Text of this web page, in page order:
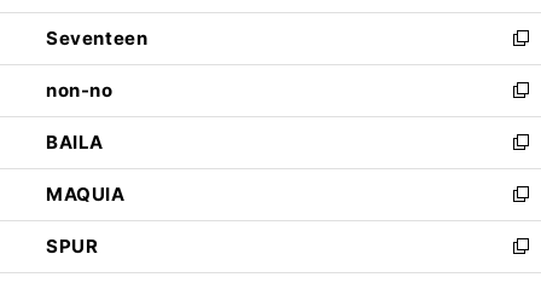
開
く
ウ
で
開
く
ン
ド
ウ
で
開
く
Seventeen
新
し
い
ウ
ィ
ン
ド
ウ
で
開
non-no
新
し
い
ウ
ィ
ン
ド
ウ
BAILA
新
し
い
ウ
ィ
ン
MAQUIA
新
し
い
ウ
SPUR
新
し